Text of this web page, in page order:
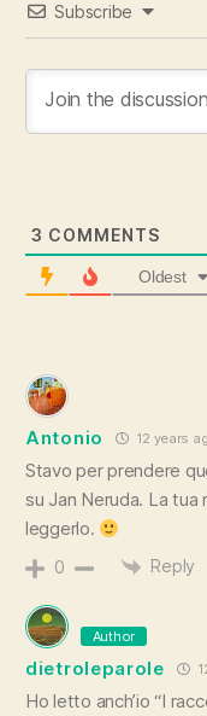
Subscribe
3 COMMENTS
Oldest
Antonio 12 years
Stavo per prendere
su Jan Neruda. La tua
leggerlo.
0 Reply
Author
dietroleparole
Ho letto anch’io “I